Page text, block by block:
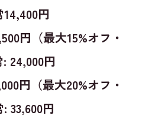
円
円（最大15%オフ・
24,000円
円（最大20%オフ・
33,600円